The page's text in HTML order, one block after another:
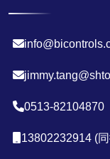
0513-82104870
13802232914 (